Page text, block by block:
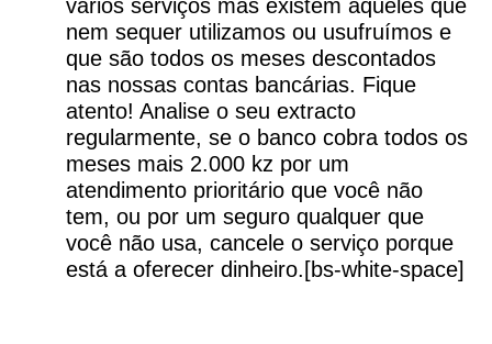
vários serviços mas existem aqueles que
nem sequer utilizamos ou usufruímos e
que são todos os meses descontados
nas nossas contas bancárias. Fique
atento! Analise o seu extracto
regularmente, se o banco cobra todos os
meses mais 2.000 kz por um
atendimento prioritário que você não
tem, ou por um seguro qualquer que
você não usa, cancele o serviço porque
está a oferecer dinheiro.[bs-white-space]